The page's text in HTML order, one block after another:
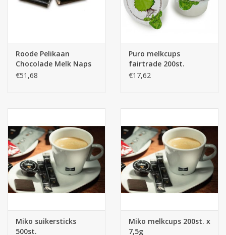
Roode Pelikaan
Chocolade Melk Naps
400st.
€51,68
Puro melkcups
fairtrade 200st.
€17,62
Miko suikersticks
500st.
Miko melkcups 200st. x
7,5g